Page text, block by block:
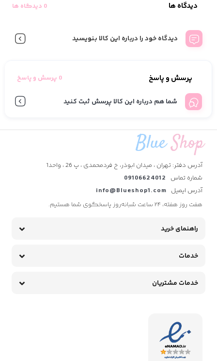
دیدگاه ها 0 دیدگاه ها
دیدگاه خود را درباره این کالا بنویسید
پرسش و پاسخ 0 پرسش و پاسخ
شما هم درباره این کالا پرسش ثبت کنید
آدرس دفتر: تهران ، میدان ابوذر، خ فردمحمدی ، پ 26 ، واحد1
شماره تماس 09106624012
آدرس ایمیل info@Blueshop1.com
هفت روز هفته، ۲۴ ساعت شبانه‌روز پاسخگوی شما هستیم.
راهنمای خرید
خدمات
خدمات مشتریان